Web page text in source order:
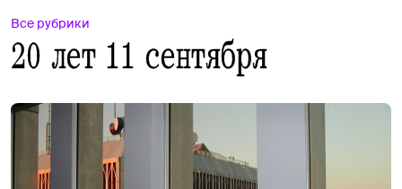
Все рубрики
20 лет 11 сентября